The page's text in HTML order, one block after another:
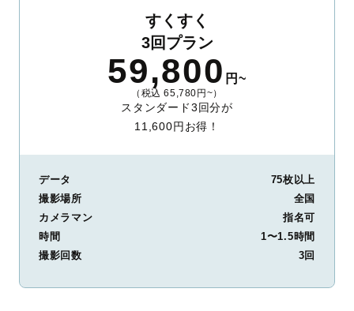
すくすく
3回プラン
59,800 円~
（税込 65,780円~）
スタンダード3回分が
11,600円お得！
データ
75枚以上
撮影場所
全国
カメラマン
指名可
時間
1〜1.5時間
撮影回数
3回